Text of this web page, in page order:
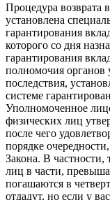
Процедура возврата
установлена
гарантирования
которого со дня
гарантирования
полномочия органов
последствия,
системе
Уполномоченное
физических лиц
после чего
порядке
Закона. В
лиц в части,
погашаются в
отдадут, но если у